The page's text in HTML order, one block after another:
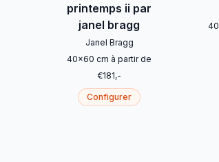
printemps ii par
janel bragg
Janel Bragg
40x60 cm à partir de
€181,-
Configurer
40